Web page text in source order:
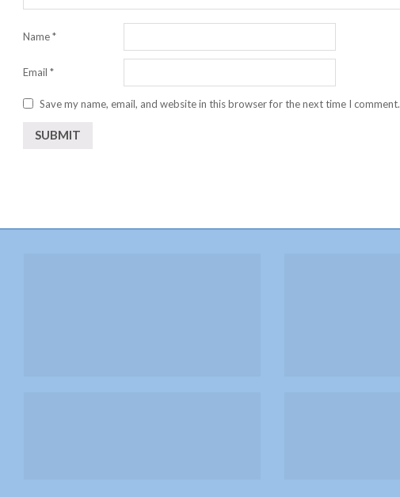
Name*
Email *
Save my name, email, and website in this browser for the next time I comment.